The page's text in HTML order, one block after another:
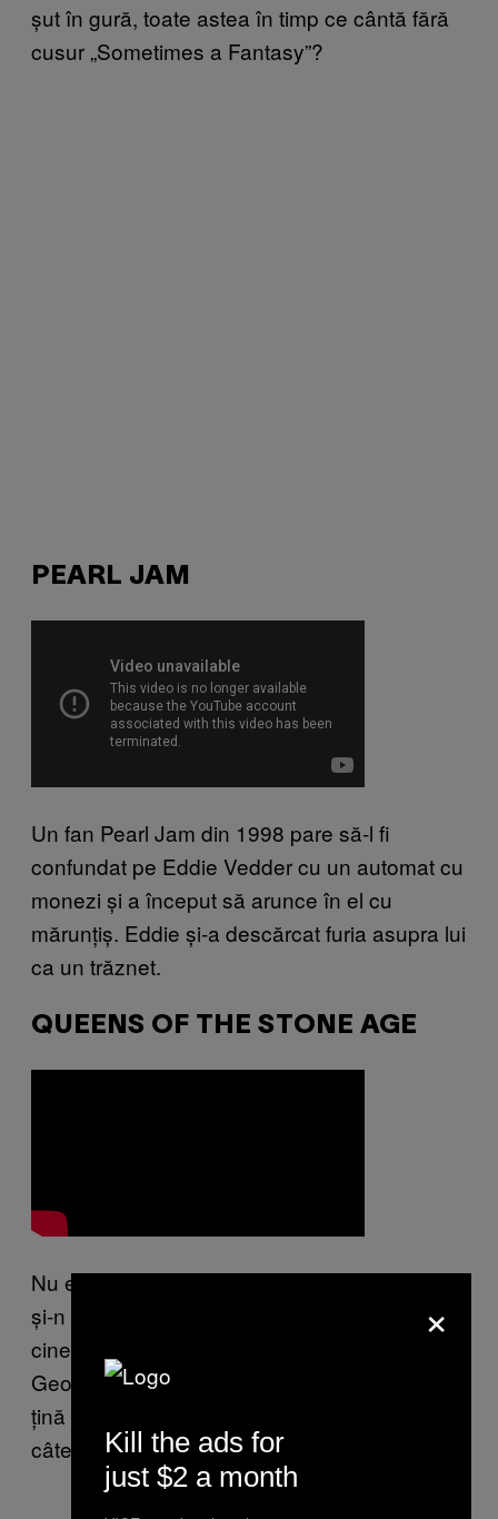
șut în gură, toate astea în timp ce cântă fără
cusur „Sometimes a Fantasy”?
PEARL JAM
Un fan Pearl Jam din 1998 pare să-l fi
confundat pe Eddie Vedder cu un automat cu
monezi și a început să arunce în el cu
mărunțiș. Eddie și-a descărcat furia asupra lui
ca un trăznet.
QUEENS OF THE STONE AGE
Nu e clar dacă cineva a aruncat cu mărunțiș
și-n Josh Homme, dar ceva tot i-o fi aruncat
cineva de l-a făcut să înjure mai rău ca
George Carlin și să roage bodyguarzii să-l
țină pe puștanul enervant ca să-i poată trage
câteva.
×
Kill the ads for
just $2 a month